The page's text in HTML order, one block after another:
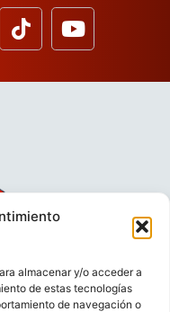
almacenar y/o acceder a
de estas tecnologías
de navegación o